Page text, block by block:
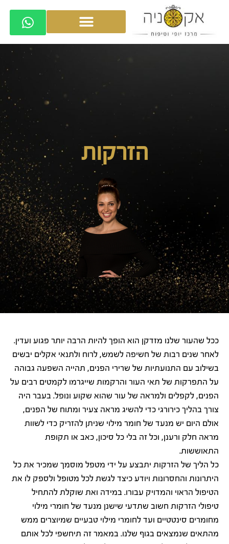
הזרקות
ככל שהעור שלנו מזדקן הוא הופך להיות הרבה יותר פגוע ועדין.
לאחר שנים רבות של חשיפה לשמש, לרוח ולתנאי אקלים יבשים
בשילוב עם התנועתיות של שרירי הפנים, תהייה השפעה גבוהה
על התפרקות של תאי העור והרקמות שייגרמו לקמטים רבים על
הפנים, לקפלים ולמראה של עור שהוא שקוע ונופל. בעבר היה
צורך בהליך כירורגי כדי להשיג מראה צעיר ומתוח של הפנים,
אולם היום יש מנעד של חומר מילוי שניתן להזריק כדי לשוות
מראה חלק ורענן, וכל זה בלי כל סיכון, כאב או תקופת
התאוששות.
כל הליך של הזרקות יתבצע על ידי מטפל מוסמך שמכיר את כל
היתרונות והחסרונות ויודע כיצד לגשת לכל מטופל ולספק לו את
הטיפול הראוי והמדויק עבורו. במידה ואת שוקלת להתחיל
טיפולי הזרקות חשוב שתדעי שישנן מנעד של חומרי מילוי
מחומרים סינטטיים ועד לחומרי מילוי טבעיים שמיוצרים ממש
מהתאים שנמצאים בגוף שלנו. במאמר זה תיחשפי לכל אותם